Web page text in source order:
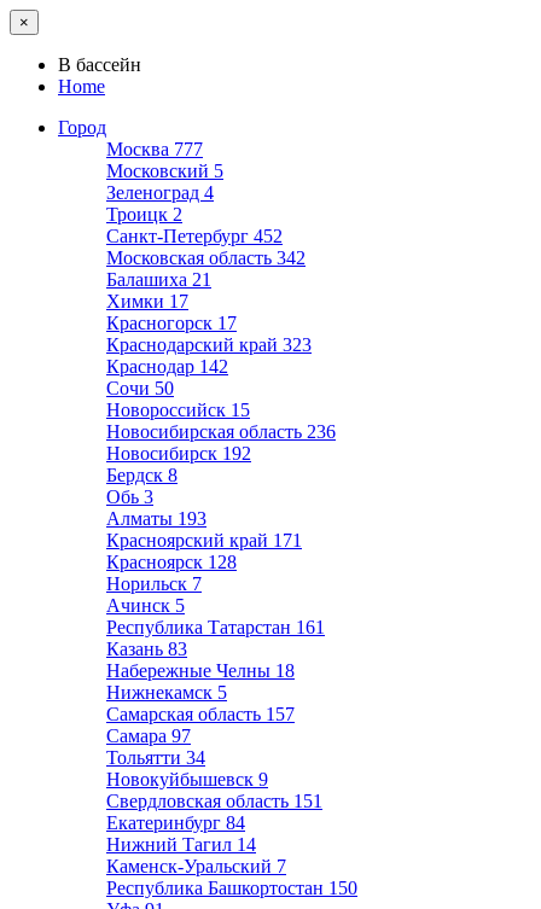
×
В бассейн
Home
Город
Москва 777
Московский 5
Зеленоград 4
Троицк 2
Санкт-Петербург 452
Московская область 342
Балашиха 21
Химки 17
Красногорск 17
Краснодарский край 323
Краснодар 142
Сочи 50
Новороссийск 15
Новосибирская область 236
Новосибирск 192
Бердск 8
Обь 3
Алматы 193
Красноярский край 171
Красноярск 128
Норильск 7
Ачинск 5
Республика Татарстан 161
Казань 83
Набережные Челны 18
Нижнекамск 5
Самарская область 157
Самара 97
Тольятти 34
Новокуйбышевск 9
Свердловская область 151
Екатеринбург 84
Нижний Тагил 14
Каменск-Уральский 7
Республика Башкортостан 150